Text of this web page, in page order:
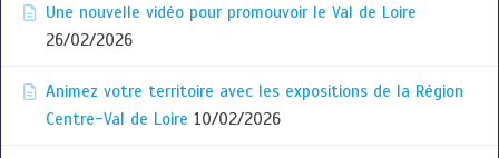
Une nouvelle vidéo pour promouvoir le Val de Loire
26/02/2026
Animez votre territoire avec les expositions de la Région
Centre-Val de Loire 10/02/2026